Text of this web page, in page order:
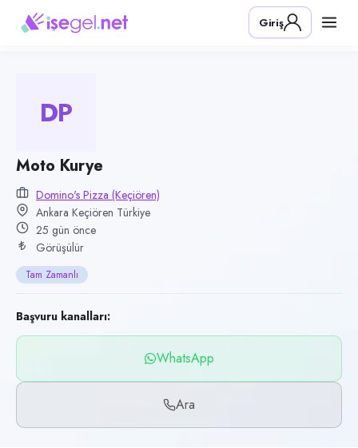
Pozisyon
Moto Kurye
Kategori
Konum
Keçiören, Ankara
Çalışma şekli
Tam Zamanlı
Yayın tarihi
12 Temmuz 2026
Son geçerlilik
10 Ekim 2026
WhatsApp, Telefon
İlan açıklaması
Giriş
DP
Moto Kurye
Domino's Pizza (Keçiören)
Ankara Keçiören Türkiye
25 gün önce
Görüşülür
Tam Zamanlı
Başvuru kanalları:
WhatsApp
Ara